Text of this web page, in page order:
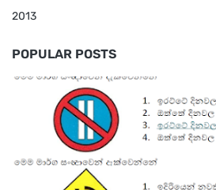
2013
POPULAR POSTS